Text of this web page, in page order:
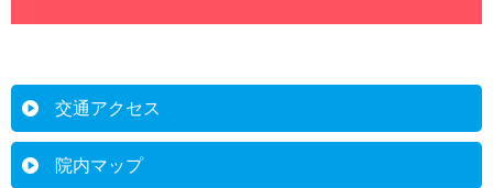
交通アクセス
院内マップ